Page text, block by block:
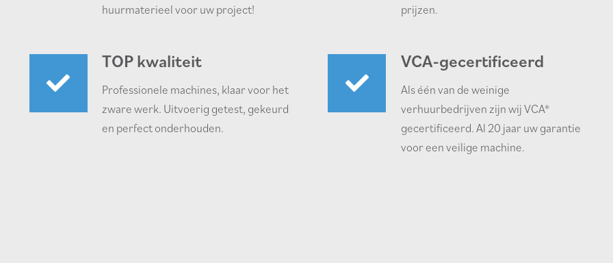
huurmaterieel voor uw project!
TOP kwaliteit
Professionele machines, klaar voor het
zware werk. Uitvoerig getest, gekeurd
en perfect onderhouden.
prijzen.
VCA-gecertificeerd
Als één van de weinige
verhuurbedrijven zijn wij VCA*
gecertificeerd. Al 20 jaar uw garantie
voor een veilige machine.